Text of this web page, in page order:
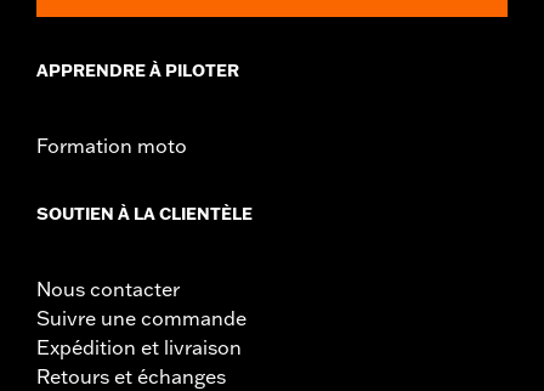
APPRENDRE À PILOTER
Formation moto
SOUTIEN À LA CLIENTÈLE
Nous contacter
Suivre une commande
Expédition et livraison
Retours et échanges